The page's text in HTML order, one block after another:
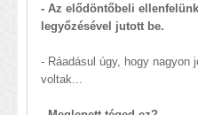
- Az elődöntőbeli
legyőzésével jutott be.
- Ráadásul úgy, hogy
voltak...